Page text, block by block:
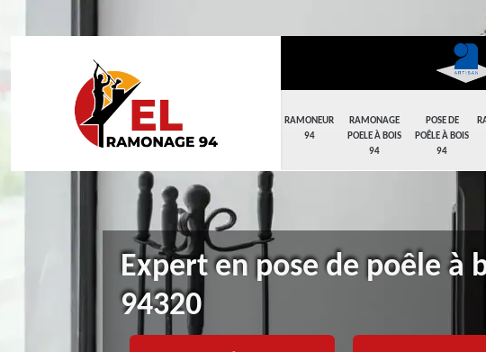
RAMONEUR
94
RAMONAGE
POELE À BOIS
94
POSE DE
POÊLE À BOIS
94
Expert en pose de poêle à
94320